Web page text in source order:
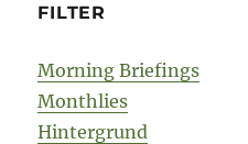
FILTER
Morning Briefings
Monthlies
Hintergrund